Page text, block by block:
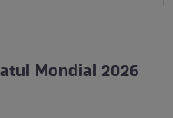
Mondial 2026